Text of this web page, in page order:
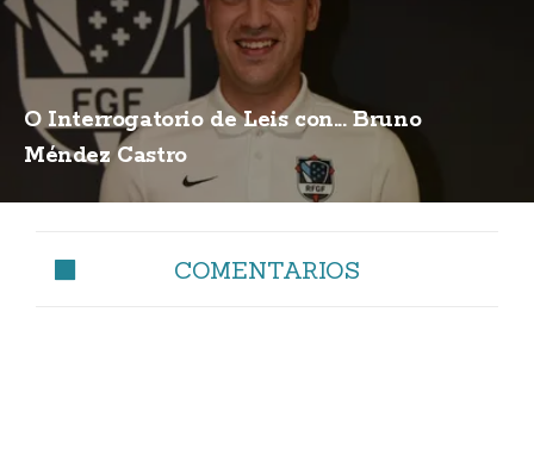
O Interrogatorio de Leis con... Bruno
Méndez Castro
COMENTARIOS